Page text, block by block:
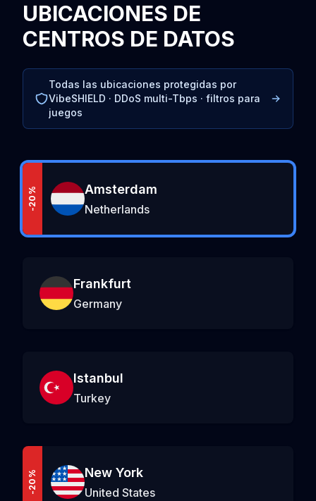
UBICACIONES DE
CENTROS DE DATOS
Todas las ubicaciones protegidas por
VibeSHIELD · DDoS multi-Tbps · filtros para
juegos
-20% Amsterdam
Netherlands
Frankfurt
Germany
Istanbul
Turkey
-20% New York
United States